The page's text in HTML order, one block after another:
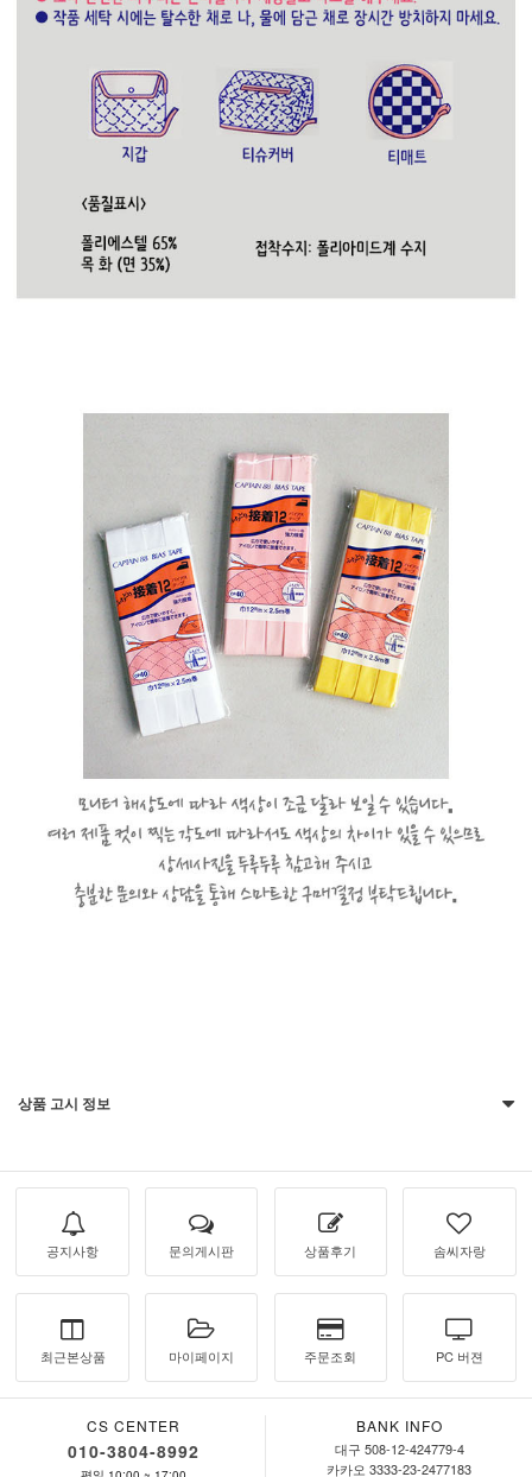
상품 고시 정보
공지사항 문의게시판 상품후기 솜씨자랑
최근본상품 마이페이지 주문조회 PC 버젼
CS CENTER
010-3804-8992
BANK INFO
대구 508-12-424779-4
카카오 3333-23-2477183